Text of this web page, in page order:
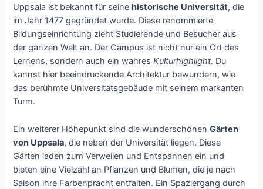
Uppsala ist bekannt für seinehistorische Universität, die
im Jahr 1477 gegründet wurde. Diese renommierte
Bildungseinrichtung zieht Studierende und Besucher aus
der ganzen Welt an. Der Campus ist nicht nur ein Ort des
Lernens, sondern auch ein wahresKulturhighlight. Du
kannst hier beeindruckende Architektur bewundern, wie
das berühmte Universitätsgebäude mit seinem markanten
Turm.
Ein weiterer Höhepunkt sind die wunderschönenGärten
von Uppsala, die neben der Universität liegen. Diese
Gärten laden zum Verweilen und Entspannen ein und
bieten eine Vielzahl an Pflanzen und Blumen, die je nach
Saison ihre Farbenpracht entfalten. Ein Spaziergang durch